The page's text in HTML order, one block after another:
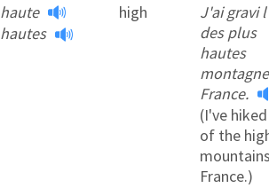
haute
hautes
high
J'ai gravi
des plus
hautes
France.
(I've
of the
France.)